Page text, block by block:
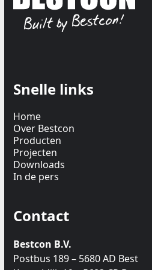
Snelle links
Home
Over Bestcon
Producten
Projecten
Downloads
In de pers
Contact
Bestcon B.V.
Postbus 189 – 5680 AD Best